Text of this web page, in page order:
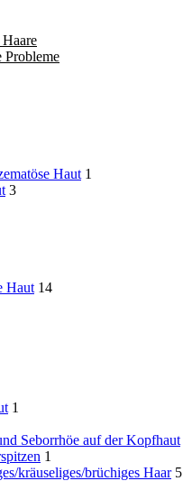
Probleme
Haut 1
3
Haut 14
1
Seborrhöe auf der Kopfhaut
1
kräuseliges/brüchiges Haar 5